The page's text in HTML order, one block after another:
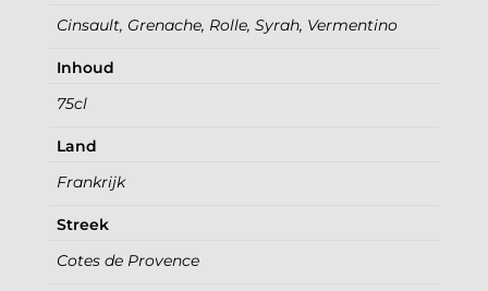
Cinsault, Grenache, Rolle, Syrah, Vermentino
Inhoud
75cl
Land
Frankrijk
Streek
Cotes de Provence